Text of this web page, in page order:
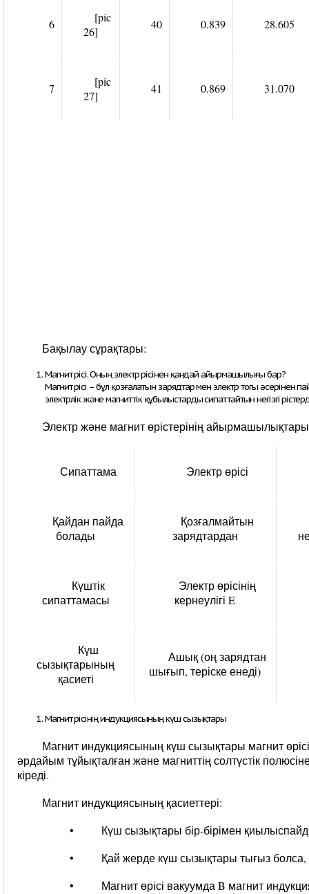
6
[pic
26]
40 0.839 28.605
7
[pic
27]
41 0.869 31.070
Бақылау сұрақтары:
Магнит өрісі. Оның электр өрісінен қандай айырмашылығы бар?
Магнит өрісі – бұл қозғалатын зарядтар мен электр тогы әсерінен
электрлік және магниттік құбылыстарды сипаттайтын негізгі
Электр және магнит өрістерінің
Сипаттама Электр өрісі
Қайдан пайда
болады
Қозғалмайтын
зарядтардан
Күштік
сипаттамасы
Электр өрісінің
кернеулігі E
Күш
сызықтарының
қасиеті
Ашық (оң зарядтан
шығып, теріске енеді)
Магнит өрісінің индукциясының күш сызықтары
Магнит индукциясының күш сызықтары магнит
әрдайым тұйықталған және магниттің солтүстік
кіреді.
Магнит индукциясының қасиеттері:
• Күш сызықтары бір-бірімен
• Қай жерде күш сызықтары тығыз болса, ол
• Магнит өрісі вакуумда B магнит